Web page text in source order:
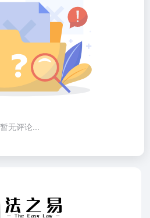
暂无评论...